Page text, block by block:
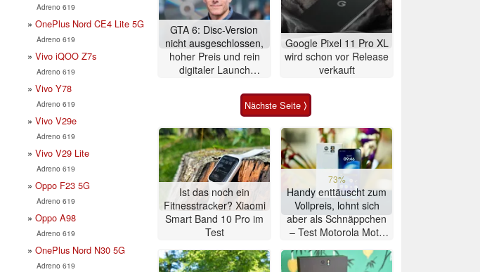
Adreno 619
OnePlus Nord CE4 Lite 5G
Adreno 619
Vivo iQOO Z7s
Adreno 619
Vivo Y78
Adreno 619
Vivo V29e
Adreno 619
Vivo V29 Lite
Adreno 619
Oppo F23 5G
Adreno 619
Oppo A98
Adreno 619
OnePlus Nord N30 5G
Adreno 619
GTA 6: Disc-Version
nicht ausgeschlossen,
hoher Preis und rein
digitaler Launch
Google Pixel 11 Pro XL
wird schon vor Release
verkauft
Nächste Seite ⟩
Ist das noch ein
Fitnesstracker? Xiaomi
Smart Band 10 Pro im
Test
73%
Handy enttäuscht zum
Vollpreis, lohnt sich
aber als Schnäppchen
– Test Motorola Moto